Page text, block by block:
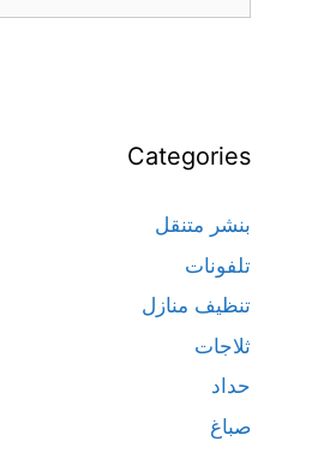
Categories
بنشر متنقل
تلفونات
تنظيف منازل
ثلاجات
حداد
صباغ